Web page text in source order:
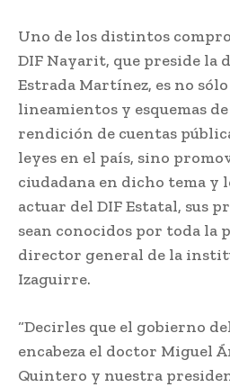
Uno de los distintos
DIF Nayarit, que preside la
Estrada Martínez, es no
lineamientos y esquemas
rendición de cuentas
leyes en el país, sino
ciudadana en dicho tema y
actuar del DIF Estatal, sus
sean conocidos por toda la
director general de la
Izaguirre.
“Decirles que el gobierno
encabeza el doctor Miguel
Quintero y nuestra